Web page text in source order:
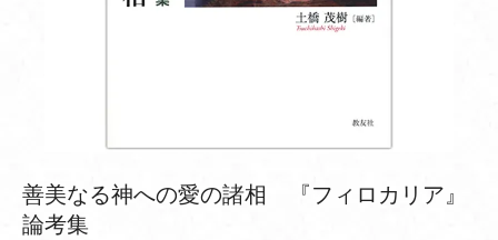
善美なる神への愛の諸相 『フィロカリア』
論考集